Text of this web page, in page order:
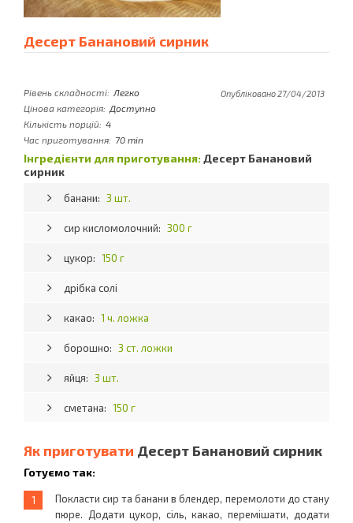
Десерт Банановий сирник
Рівень складності: Легко
Цінова категорія: Доступно
Кількість порцій: 4
Час приготування: 70 min
Опубліковано 27/04/2013
Інгредієнти для приготування:Десерт Банановий
сирник
банани: 3 шт.
сир кисломолочний: 300 г
цукор: 150 г
дрібка солі
какао: 1 ч. ложка
борошно: 3 ст. ложки
яйця: 3 шт.
сметана: 150 г
Як приготувати Десерт Банановий сирник
Готуємо так:
Покласти сир та банани в блендер, перемолоти до стану
пюре. Додати цукор, сіль, какао, перемішати, додати